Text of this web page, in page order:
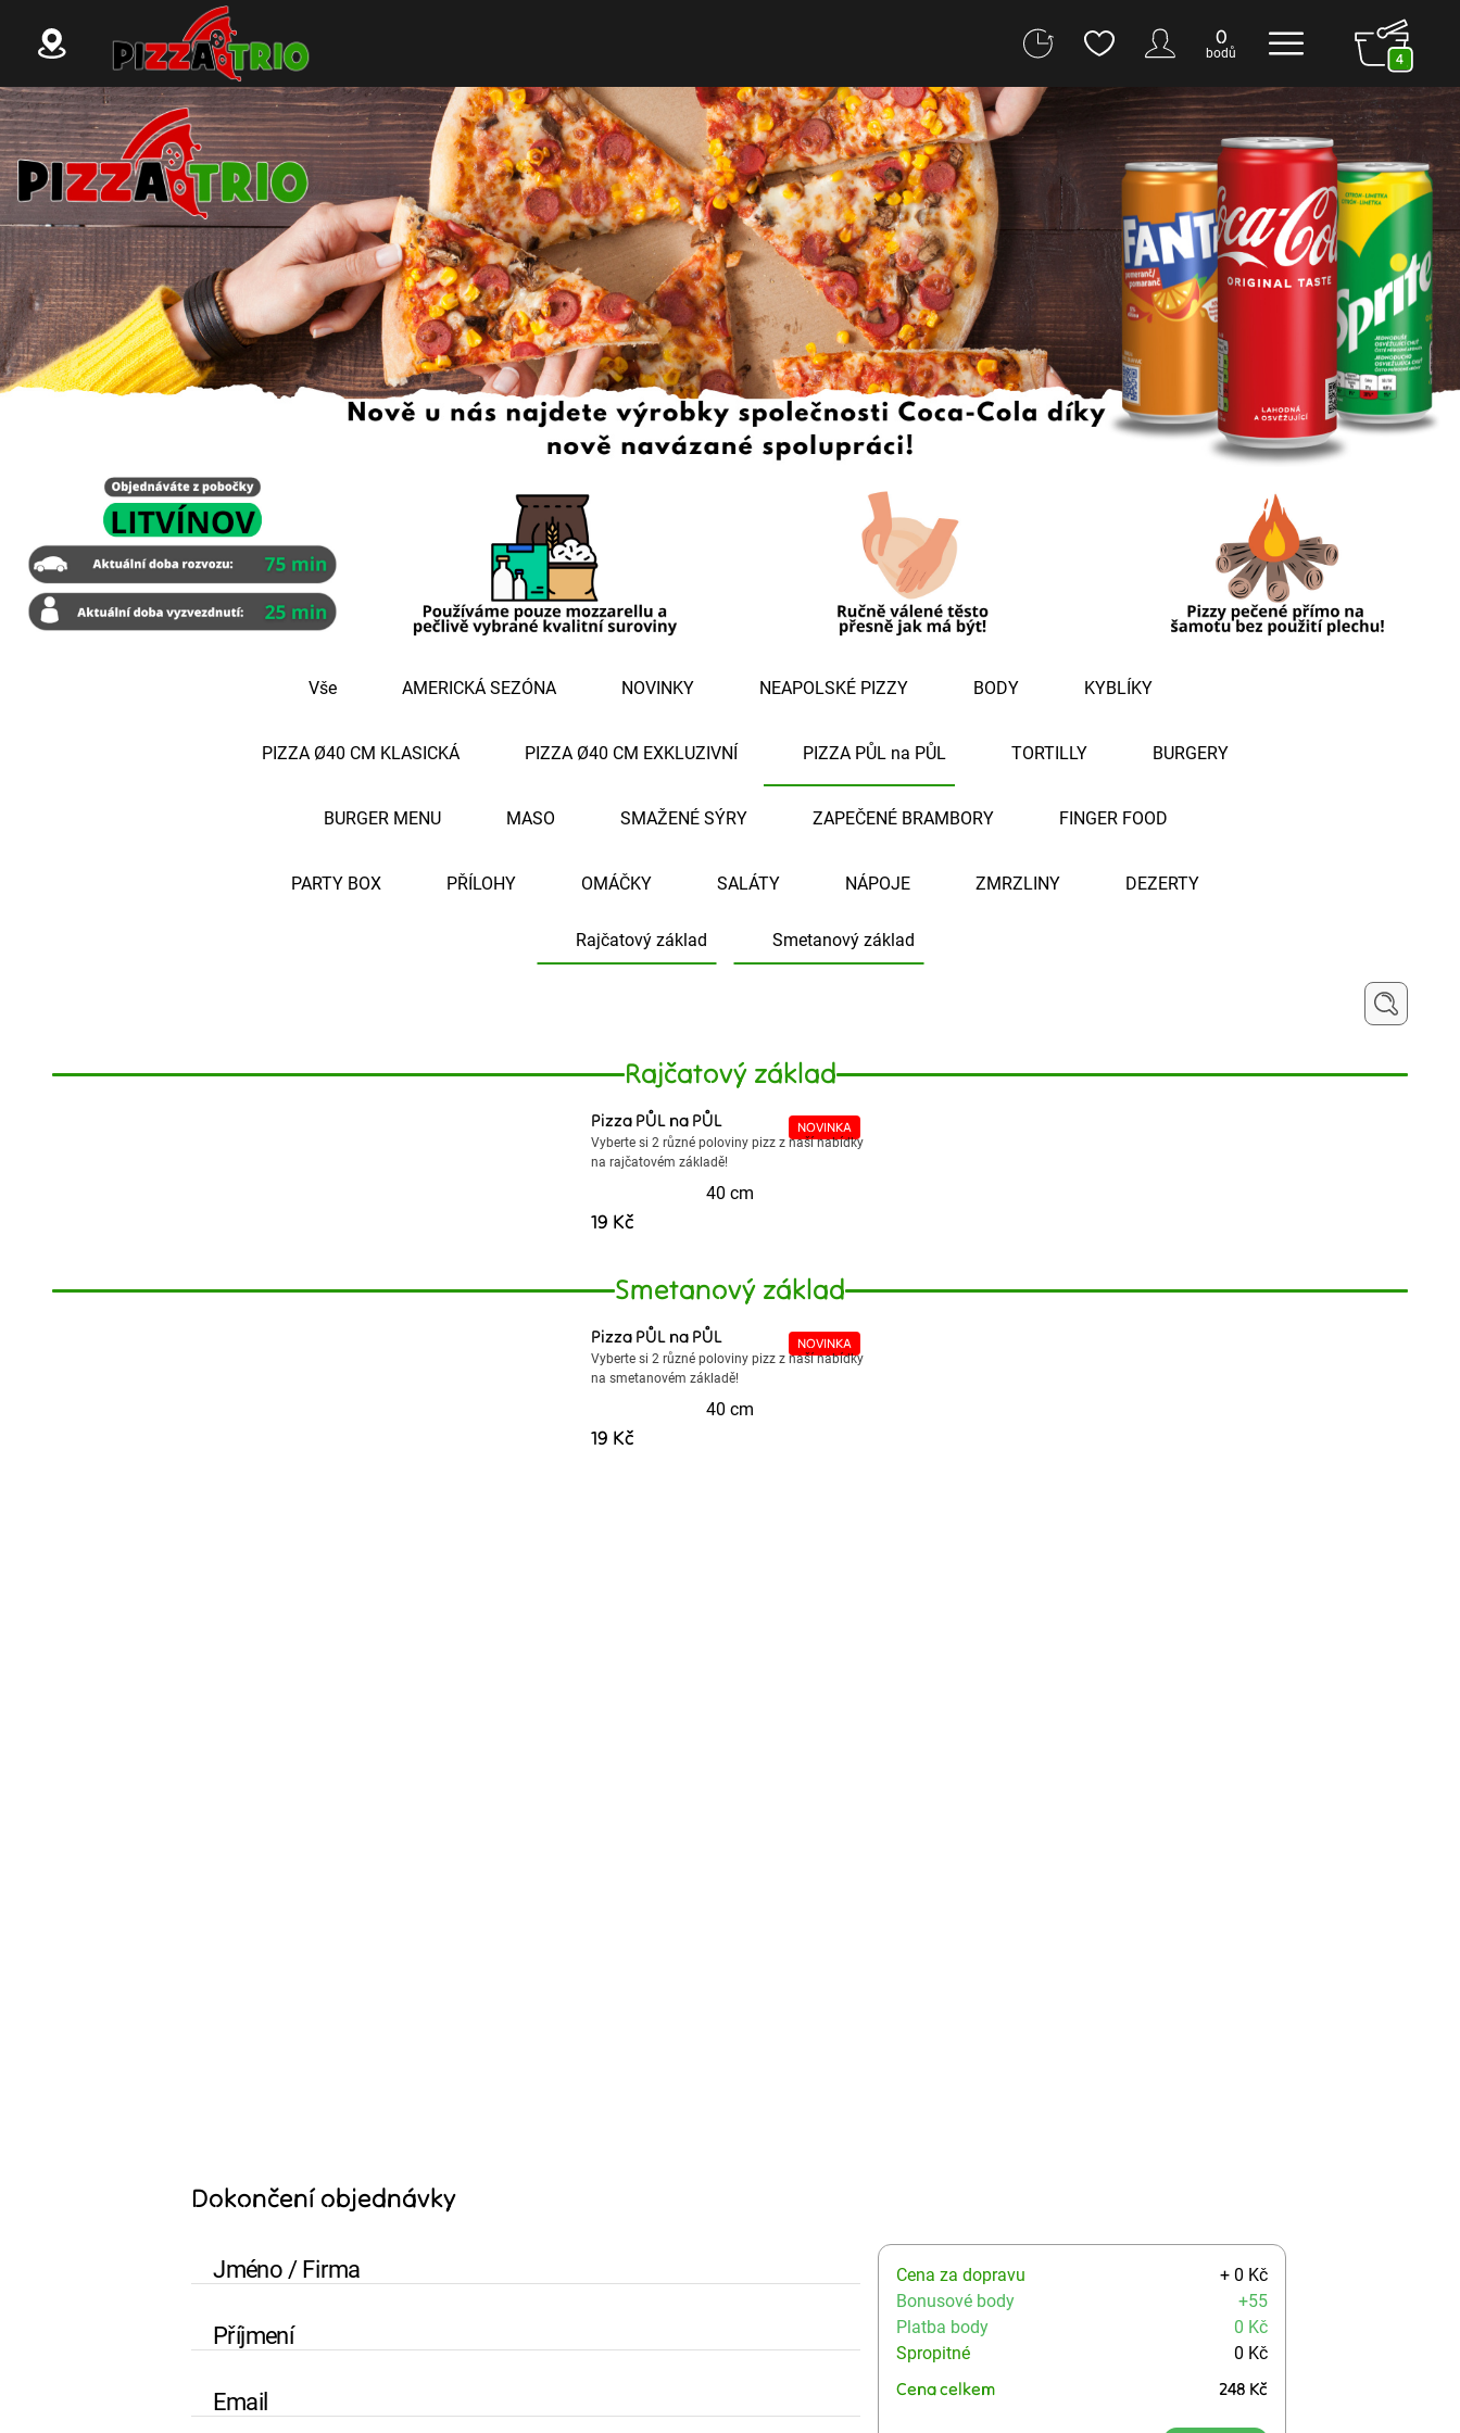
4
0
bodů
Vše AMERICKÁ SEZÓNA NOVINKY NEAPOLSKÉ PIZZY BODY KYBLÍKY
PIZZA Ø40 CM KLASICKÁ PIZZA Ø40 CM EXKLUZIVNÍ PIZZA PŮL na PŮL TORTILLY BURGERY
BURGER MENU MASO SMAŽENÉ SÝRY ZAPEČENÉ BRAMBORY FINGER FOOD
PARTY BOX PŘÍLOHY OMÁČKY SALÁTY NÁPOJE ZMRZLINY DEZERTY
Rajčatový základ Smetanový základ
Hledaný výraz... Rajčatový základ
NOVINKA
Pizza PŮL na PŮL
Vyberte si 2 různé poloviny pizz z naší nabídky
na rajčatovém základě!
40 cm
19 Kč
Smetanový základ
NOVINKA
Pizza PŮL na PŮL
Vyberte si 2 různé poloviny pizz z naší nabídky
na smetanovém základě!
40 cm
19 Kč
Dokončení objednávky
Jméno / Firma
Příjmení
Email
Cena za dopravu
+ 0 Kč
Bonusové body
+55
Platba body
0 Kč
Spropitné
0 Kč
Cena celkem 248 Kč